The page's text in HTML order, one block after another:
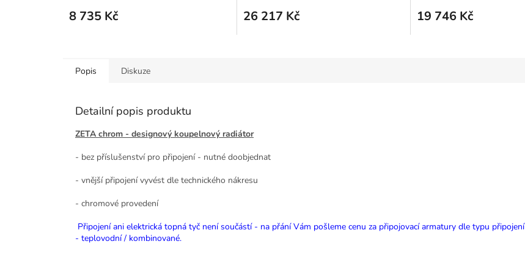
8 735 Kč 26 217 Kč 19 746 Kč
Popis Diskuze
Detailní popis produktu
ZETA chrom - designový koupelnový radiátor
- bez příslušenství pro připojení - nutné doobjednat
- vnější připojení vyvést dle technického nákresu
- chromové provedení
Připojení ani elektrická topná tyč není součástí - na přání Vám pošleme cenu za připojovací armatury dle typu připojení
- teplovodní / kombinované.